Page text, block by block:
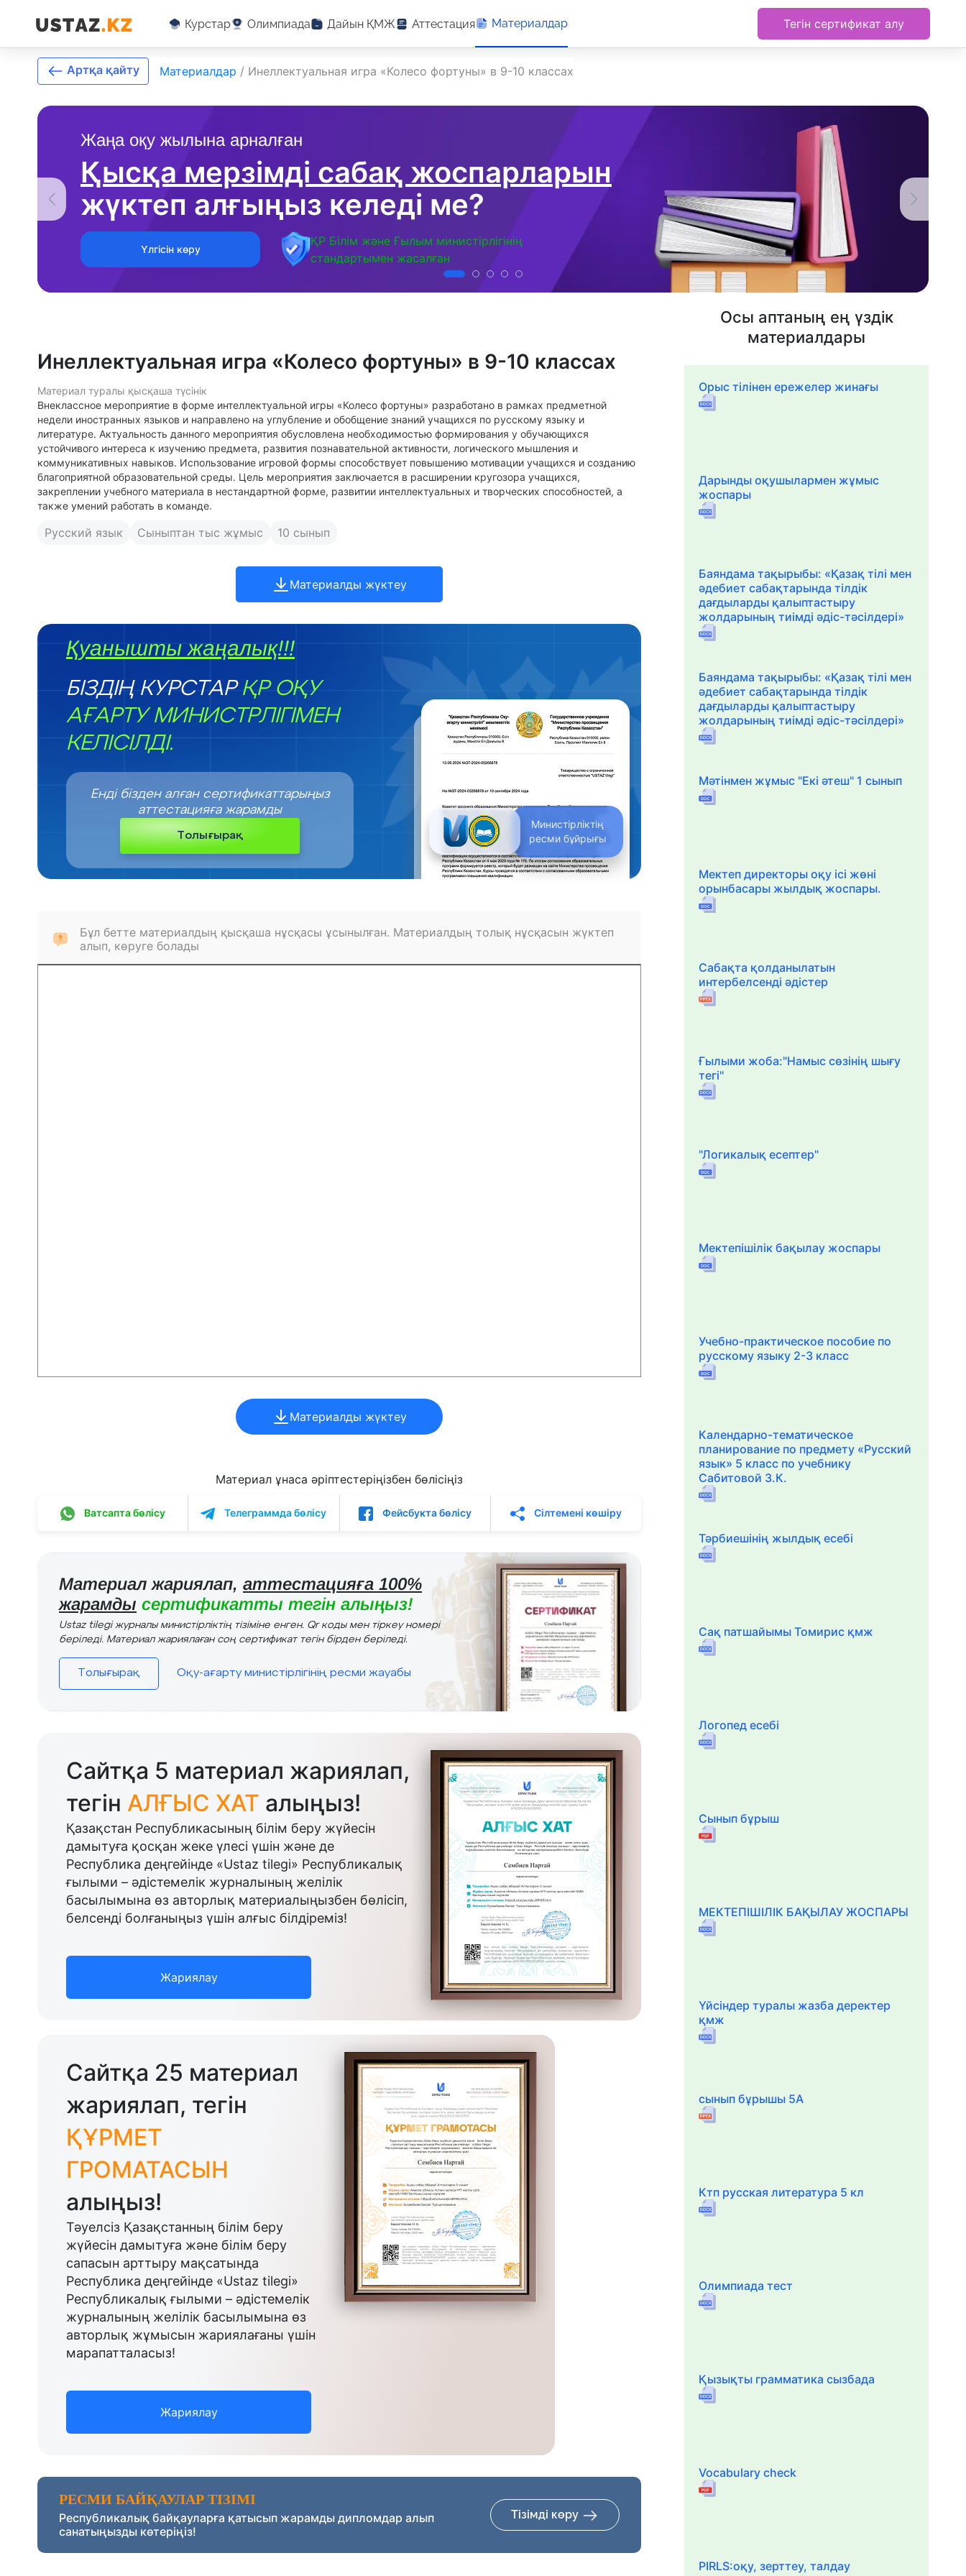
Курстар Олимпиада Дайын ҚМЖ Аттестация Материалдар Тегін сертификат алу
Жаңа оқу жылына арналған
Қысқа мерзімді сабақ жоспарларын
жүктеп алғыңыз келеді ме?
Үлгісін көру
ҚР Білім және Ғылым министірлігінің
стандартымен жасалған
Артқа қайту Материалдар / Инеллектуальная игра «Колесо фортуны» в 9-10 классах
Инеллектуальная игра «Колесо фортуны» в 9-10 классах
Материал туралы қысқаша түсінік
Внеклассное мероприятие в форме интеллектуальной игры «Колесо фортуны» разработано в рамках предметной
недели иностранных языков и направлено на углубление и обобщение знаний учащихся по русскому языку и
литературе. Актуальность данного мероприятия обусловлена необходимостью формирования у обучающихся
устойчивого интереса к изучению предмета, развития познавательной активности, логического мышления и
коммуникативных навыков. Использование игровой формы способствует повышению мотивации учащихся и созданию
благоприятной образовательной среды. Цель мероприятия заключается в расширении кругозора учащихся,
закреплении учебного материала в нестандартной форме, развитии интеллектуальных и творческих способностей, а
также умений работать в команде.
Русский язык Сыныптан тыс жұмыс 10 сынып
Материалды жүктеу
Қуанышты жаңалық!!!
БІЗДІҢ КУРСТАР ҚР ОҚУ
АҒАРТУ МИНИСТРЛІГІМЕН
КЕЛІСІЛДІ.
Министірліктің
ресми бұйрығы
Енді бізден алған сертификаттарыңыз
аттестацияға жарамды
Толығырақ
Бұл бетте материалдың қысқаша нұсқасы ұсынылған. Материалдың толық нұсқасын жүктеп
алып, көруге болады
Материалды жүктеу
Материал ұнаса әріптестеріңізбен бөлісіңіз
Ватсапта бөлісу Телеграммда бөлісу Фейсбукта бөлісу Сілтемені көшіру
Материал жариялап, аттестацияға 100%
жарамды сертификатты тегін алыңыз!
Ustaz tilegi журналы министірліктің тізіміне енген. Qr коды мен тіркеу номері
беріледі. Материал жариялаған соң сертификат тегін бірден беріледі.
Толығырақ Оқу-ағарту министірлігінің ресми жауабы
Сайтқа 5 материал жариялап,
тегін АЛҒЫС ХАТ алыңыз!
Қазақстан Республикасының білім беру жүйесін
дамытуға қосқан жеке үлесі үшін және де
Республика деңгейінде «Ustaz tilegi» Республикалық
ғылыми – әдістемелік журналының желілік
басылымына өз авторлық материалыңызбен бөлісіп,
белсенді болғаныңыз үшін алғыс білдіреміз!
Жариялау
Сайтқа 25 материал
жариялап, тегін
ҚҰРМЕТ
ГРОМАТАСЫН
алыңыз!
Тәуелсіз Қазақстанның білім беру
жүйесін дамытуға және білім беру
сапасын арттыру мақсатында
Республика деңгейінде «Ustaz tilegi»
Республикалық ғылыми – әдістемелік
журналының желілік басылымына өз
авторлық жұмысын жариялағаны үшін
марапатталасыз!
Жариялау
РЕСМИ БАЙҚАУЛАР ТІЗІМІ
Республикалық байқауларға қатысып жарамды дипломдар алып
санатыңызды көтеріңіз!
Тізімді көру
Осы аптаның ең үздік
материалдары
Орыс тілінен ережелер жинағы
Дарынды оқушылармен жұмыс
жоспары
Баяндама тақырыбы: «Қазақ тілі мен
әдебиет сабақтарында тілдік
дағдыларды қалыптастыру
жолдарының тиімді әдіс-тәсілдері»
Баяндама тақырыбы: «Қазақ тілі мен
әдебиет сабақтарында тілдік
дағдыларды қалыптастыру
жолдарының тиімді әдіс-тәсілдері»
Мәтінмен жұмыс "Екі әтеш" 1 сынып
Мектеп директоры оқу ісі жөні
орынбасары жылдық жоспары.
Сабақта қолданылатын
интербелсенді әдістер
Ғылыми жоба:"Намыс сөзінің шығу
тегі"
"Логикалық есептер"
Мектепішілік бақылау жоспары
Учебно-практическое пособие по
русскому языку 2-3 класс
Календарно-тематическое
планирование по предмету «Русский
язык» 5 класс по учебнику
Сабитовой З.К.
Тәрбиешінің жылдық есебі
Сақ патшайымы Томирис қмж
Логопед есебі
Сынып бұрыш
МЕКТЕПІШІЛІК БАҚЫЛАУ ЖОСПАРЫ
Үйсіндер туралы жазба деректер
қмж
сынып бұрышы 5А
Ктп русская литература 5 кл
Олимпиада тест
Қызықты грамматика сызбада
Vocabulary check
PIRLS:оқу, зерттеу, талдау